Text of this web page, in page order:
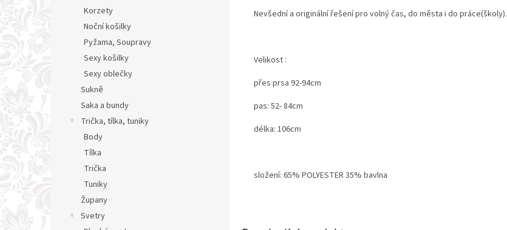
Korzety
Noční košilky
Pyžama, Soupravy
Sexy košilky
Sexy oblečky
Sukně
Saka a bundy
Trička, tílka, tuniky
Body
Tílka
Trička
Tuniky
Župany
Svetry
Nevšední a originální řešení pro volný čas, do města i do práce(školy).
Velikost :
přes prsa 92-94cm
pas: 52- 84cm
délka: 106cm
složení: 65% POLYESTER 35% bavlna